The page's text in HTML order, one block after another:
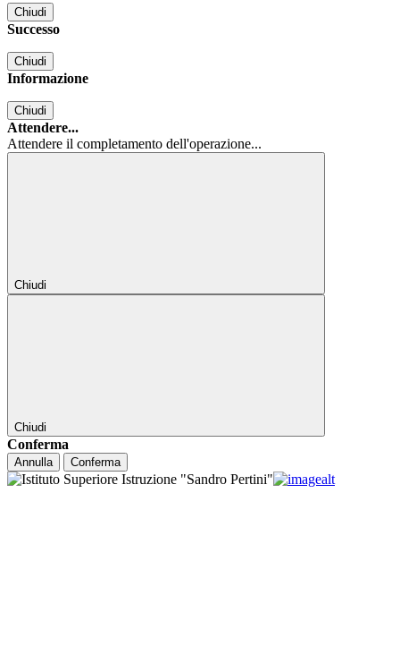
Chiudi
Successo
Chiudi
Informazione
Chiudi
Attendere...
Attendere il completamento dell'operazione...
Chiudi
Chiudi
Conferma
Annulla Conferma